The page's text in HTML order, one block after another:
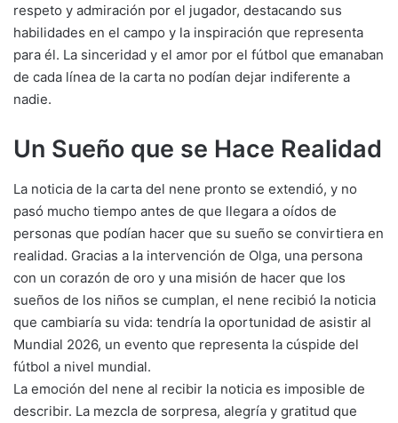
respeto y admiración por el jugador, destacando sus
habilidades en el campo y la inspiración que representa
para él. La sinceridad y el amor por el fútbol que emanaban
de cada línea de la carta no podían dejar indiferente a
nadie.
Un Sueño que se Hace Realidad
La noticia de la carta del nene pronto se extendió, y no
pasó mucho tiempo antes de que llegara a oídos de
personas que podían hacer que su sueño se convirtiera en
realidad. Gracias a la intervención de Olga, una persona
con un corazón de oro y una misión de hacer que los
sueños de los niños se cumplan, el nene recibió la noticia
que cambiaría su vida: tendría la oportunidad de asistir al
Mundial 2026, un evento que representa la cúspide del
fútbol a nivel mundial.
La emoción del nene al recibir la noticia es imposible de
describir. La mezcla de sorpresa, alegría y gratitud que